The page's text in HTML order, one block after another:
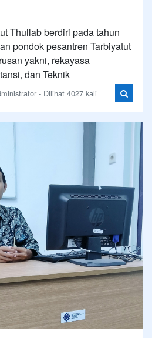
Thullab berdiri pada tahun
pondok pesantren Tarbiyatut
yakni, rekayasa
dan Teknik
- Dilihat 4027 kali